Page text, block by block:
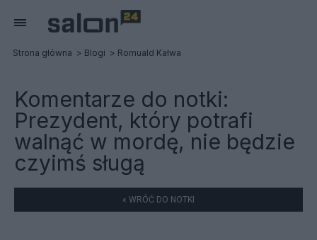
Strona główna Blogi Romuald Kałwa
Komentarze do notki:
Prezydent, który potrafi
walnąć w mordę, nie będzie
czyimś sługą
« WRÓĆ DO NOTKI